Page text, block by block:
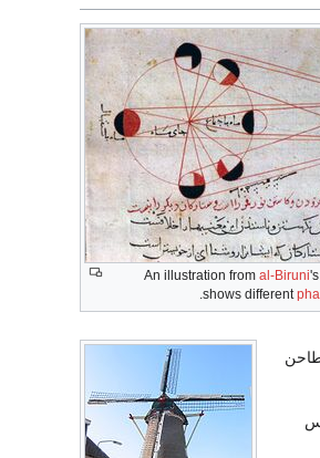
An illustration from al-Biruni's
shows different
.